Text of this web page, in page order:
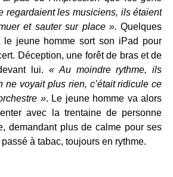
regardaient les musiciens, ils étaient
et sauter sur place ». Quelques
le jeune homme sort son iPad pour
Déception, une forêt de bras et de
lui. « Au moindre rythme, ils
ne voyait plus rien, c’était ridicule ce
». Le jeune homme va alors
avec la trentaine de personne
demandant plus de calme pour ses
à tabac, toujours en rythme.